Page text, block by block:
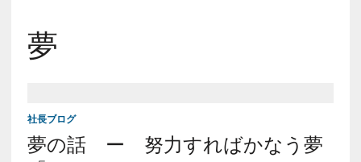
夢
社長ブログ
夢の話 ー 努力すればかなう夢